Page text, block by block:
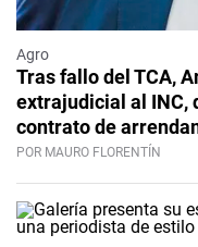
Agro
Tras fallo del TCA,
extrajudicial al INC,
contrato de
POR MAURO FLORENTÍN